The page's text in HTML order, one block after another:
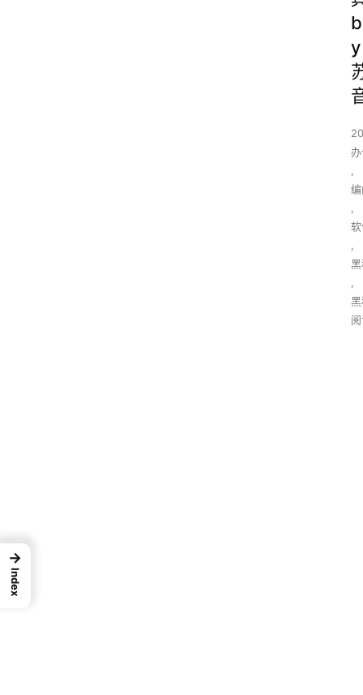
b
y
,
,
,
,
→
Index